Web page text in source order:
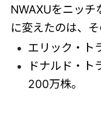
NWAXUをニッチ
に変えたのは、そ
エリック・ト
ドナルド・ト
200万株。